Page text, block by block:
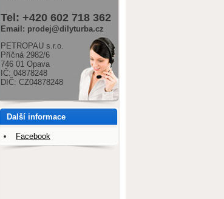
Tel: +420 602 718 362
Email: prodej@dilyturba.cz
PETROPAU s.r.o.
Příčná 2982/6
746 01 Opava
IČ: 04878248
DIČ: CZ04878248
Další informace
Facebook